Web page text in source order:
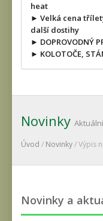
heat
► Velká cena
další dostihy
► DOPROVODNÝ
► KOLOTOČE,
Novinky
Úvod / Novinky/ Výpis
Novinky a